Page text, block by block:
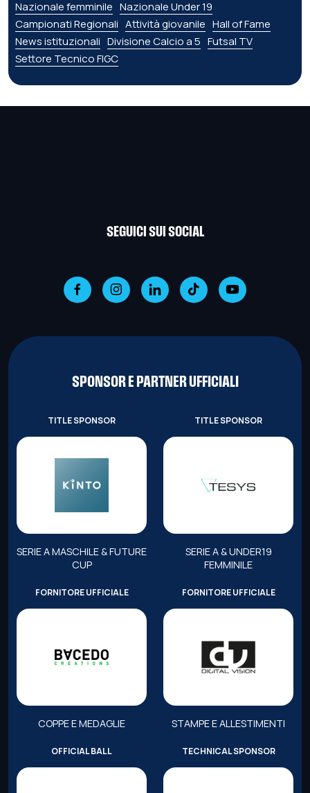
Nazionale femminile Nazionale Under 19
Campionati Regionali Attività giovanile Hall of Fame
News istituzionali Divisione Calcio a 5 Futsal TV
Settore Tecnico FIGC
SEGUICI SUI SOCIAL
SPONSOR E PARTNER UFFICIALI
TITLE SPONSOR
SERIE A MASCHILE & FUTURE
CUP
TITLE SPONSOR
SERIE A & UNDER19
FEMMINILE
FORNITORE UFFICIALE
COPPE E MEDAGLIE
FORNITORE UFFICIALE
STAMPE E ALLESTIMENTI
OFFICIAL BALL TECHNICAL SPONSOR